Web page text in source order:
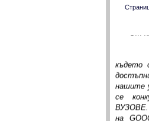
където
нашите
се
на